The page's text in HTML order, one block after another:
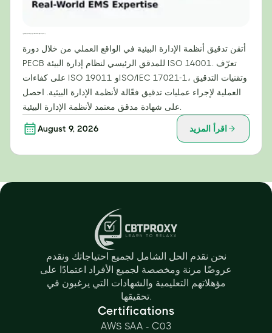
أتقن تدقيق أنظمة الإدارة البيئية في الواقع العملي من خلال دورة
PECB للمدقق الرئيسي لنظام إدارة البيئة ISO 14001. تعرّف
على كفاءات ISO 19011 وISO/IEC 17021-1، وتقنيات التدقيق
العملية لإجراء عمليات تدقيق فعّالة لأنظمة الإدارة البيئية. احصل
August 9, 2026 اقرأ المزيد
نحن نقدم الحل الشامل لجميع احتياجاتك ونقدم
عروضًا مرنة ومخصصة لجميع الأفراد اعتمادًا على
مؤهلاتهم التعليمية والشهادات التي يرغبون في
تحقيقها.
Certifications
AWS SAA - C03